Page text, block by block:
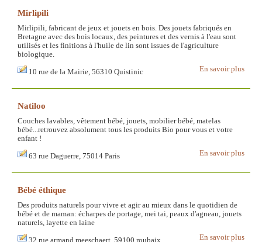
Mirlipili
Mirlipili, fabricant de jeux et jouets en bois. Des jouets fabriqués en
Bretagne avec des bois locaux, des peintures et des vernis à l'eau sont
utilisés et les finitions à l'huile de lin sont issues de l'agriculture
biologique.
En savoir plus
10 rue de la Mairie, 56310 Quistinic
Natiloo
Couches lavables, vêtement bébé, jouets, mobilier bébé, matelas
bébé...retrouvez absolument tous les produits Bio pour vous et votre
enfant !
En savoir plus
63 rue Daguerre, 75014 Paris
Bébé éthique
Des produits naturels pour vivre et agir au mieux dans le quotidien de
bébé et de maman: écharpes de portage, mei tai, peaux d'agneau, jouets
naturels, layette en laine
En savoir plus